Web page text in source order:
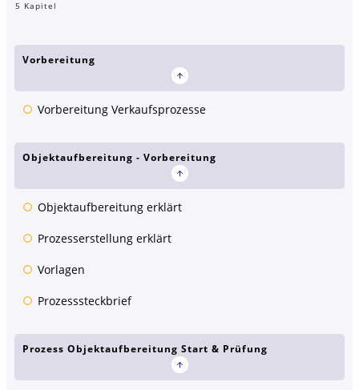
5 Kapitel
Vorbereitung
Vorbereitung Verkaufsprozesse
Objektaufbereitung - Vorbereitung
Objektaufbereitung erklärt
Prozesserstellung erklärt
Vorlagen
Prozesssteckbrief
Prozess Objektaufbereitung Start & Prüfung